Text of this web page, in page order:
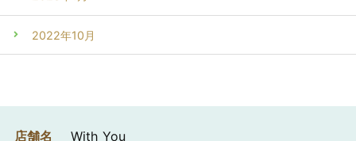
2022年10月
店舗名
With You